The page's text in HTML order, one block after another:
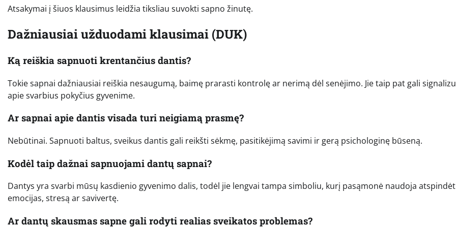
Atsakymai į šiuos klausimus leidžia tiksliau suvokti sapno žinutę.
Dažniausiai užduodami klausimai (DUK)
Ką reiškia sapnuoti krentančius dantis?
Tokie sapnai dažniausiai reiškia nesaugumą, baimę prarasti kontrolę ar nerimą dėl senėjimo. Jie taip pat gali
apie svarbius pokyčius gyvenime.
Ar sapnai apie dantis visada turi neigiamą prasmę?
Nebūtinai. Sapnuoti baltus, sveikus dantis gali reikšti sėkmę, pasitikėjimą savimi ir gerą psichologinę būseną.
Kodėl taip dažnai sapnuojami dantų sapnai?
Dantys yra svarbi mūsų kasdienio gyvenimo dalis, todėl jie lengvai tampa simboliu, kurį pasąmonė naudoja
emocijas, stresą ar savivertę.
Ar dantų skausmas sapne gali rodyti realias sveikatos problemas?